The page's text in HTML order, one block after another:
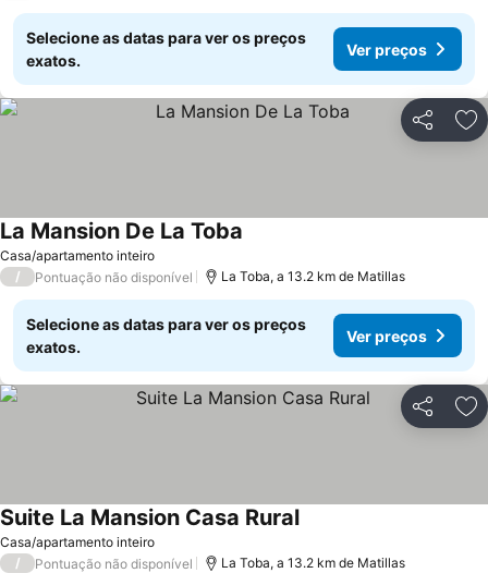
Selecione as datas para ver os preços
exatos.
Ver preços
Partilhar
Casa/apartamento inteiro
La Mansion De La Toba
/ Pontuação não disponível La Toba, a 13.2 km de Matillas
Selecione as datas para ver os preços
exatos.
Ver preços
Partilhar
Casa/apartamento inteiro
Suite La Mansion Casa Rural
/ Pontuação não disponível La Toba, a 13.2 km de Matillas